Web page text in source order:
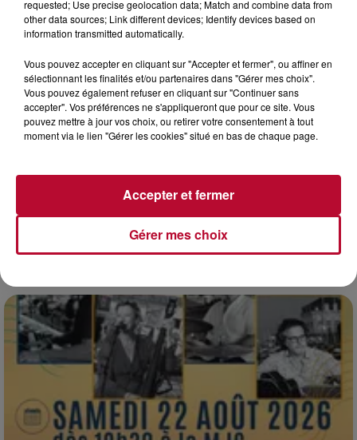
NOS IDÉES DE SORTIE POUR CE WEEK-END
Comme tous les vendredis, voici une petite sélection des
rendez-vous à ne pas manquer dans le coin. Que vous ayez
envie de voyager à l'autre bout du monde,...
requested; Use precise geolocation data; Match and combine data from
other data sources; Link different devices; Identify devices based on
information transmitted automatically.
Vous pouvez accepter en cliquant sur "Accepter et fermer", ou affiner en
sélectionnant les finalités et/ou partenaires dans "Gérer mes choix".
Vous pouvez également refuser en cliquant sur "Continuer sans
accepter". Vos préférences ne s'appliqueront que pour ce site. Vous
pouvez mettre à jour vos choix, ou retirer votre consentement à tout
moment via le lien "Gérer les cookies" situé en bas de chaque page.
Gérer mes choix
Accepter et fermer